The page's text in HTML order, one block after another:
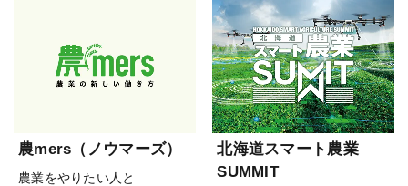
農mers（ノウマーズ）
農業をやりたい人と
北海道スマート農業
SUMMIT